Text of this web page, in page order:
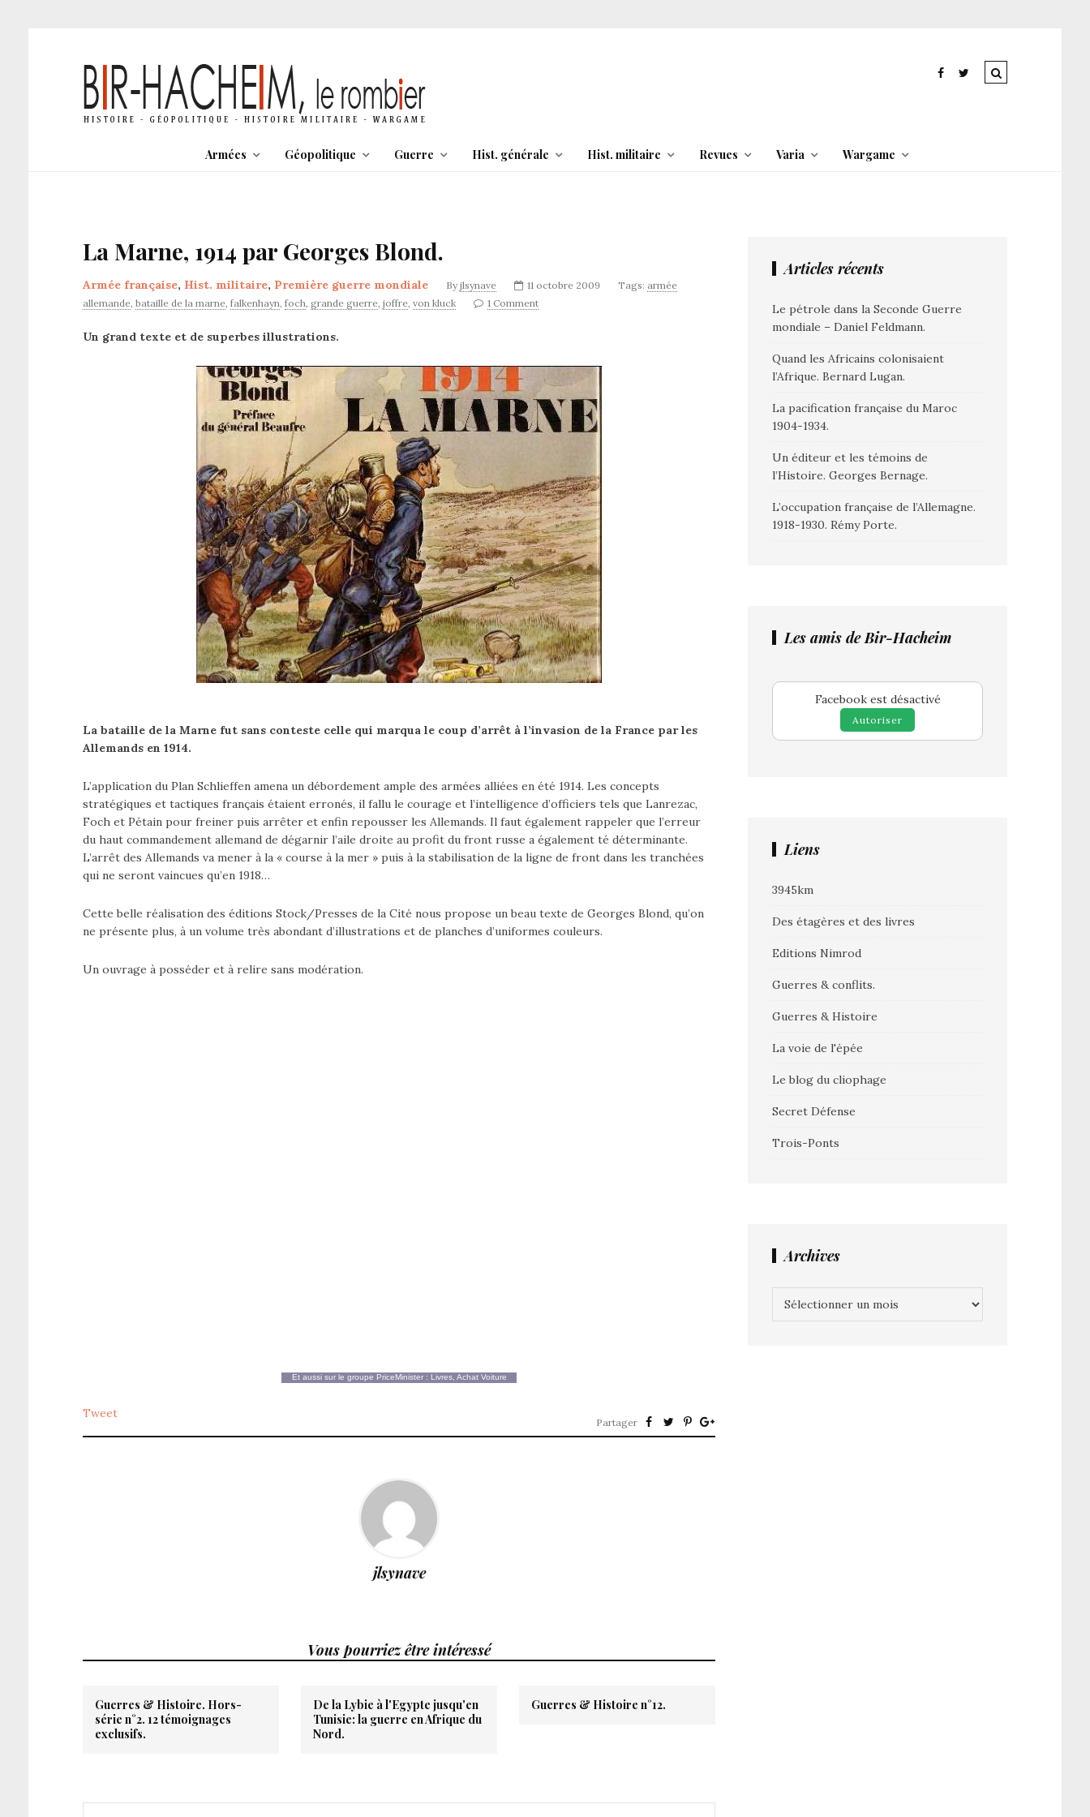
Armées Géopolitique Guerre Hist. générale Hist. militaire Revues Varia Wargame
La Marne, 1914 par Georges Blond.
Armée française, Hist. militaire, Première guerre mondiale By jlsynave 11 octobre 2009 Tags: armée
allemande, bataille de la marne, falkenhayn, foch, grande guerre, joffre, von kluck 1 Comment
Un grand texte et de superbes illustrations.
La bataille de la Marne fut sans conteste celle qui marqua le coup d’arrêt à l’invasion de la France par les
Allemands en 1914.
L’application du Plan Schlieffen amena un débordement ample des armées alliées en été 1914. Les concepts
stratégiques et tactiques français étaient erronés, il fallu le courage et l’intelligence d’officiers tels que Lanrezac,
Foch et Pétain pour freiner puis arrêter et enfin repousser les Allemands. Il faut également rappeler que l’erreur
du haut commandement allemand de dégarnir l’aile droite au profit du front russe a également té déterminante.
L’arrêt des Allemands va mener à la « course à la mer » puis à la stabilisation de la ligne de front dans les tranchées
qui ne seront vaincues qu’en 1918…
Cette belle réalisation des éditions Stock/Presses de la Cité nous propose un beau texte de Georges Blond, qu’on
ne présente plus, à un volume très abondant d’illustrations et de planches d’uniformes couleurs.
Un ouvrage à posséder et à relire sans modération.
Et aussi sur le groupe PriceMinister: Livres, Achat Voiture
Tweet
Partager
jlsynave
Vous pourriez être intéressé
Guerres & Histoire. Hors-
série n°2. 12 témoignages
exclusifs.
De la Lybie à l'Egypte jusqu'en
Tunisie: la guerre en Afrique du
Nord.
Guerres & Histoire n°12.
Articles récents
Le pétrole dans la Seconde Guerre
mondiale – Daniel Feldmann.
Quand les Africains colonisaient
l’Afrique. Bernard Lugan.
La pacification française du Maroc
1904-1934.
Un éditeur et les témoins de
l’Histoire. Georges Bernage.
L’occupation française de l’Allemagne.
1918-1930. Rémy Porte.
Les amis de Bir-Hacheim
Facebook est désactivé
Autoriser
Liens
3945km
Des étagères et des livres
Editions Nimrod
Guerres & conflits.
Guerres & Histoire
La voie de l'épée
Le blog du cliophage
Secret Défense
Trois-Ponts
Archives